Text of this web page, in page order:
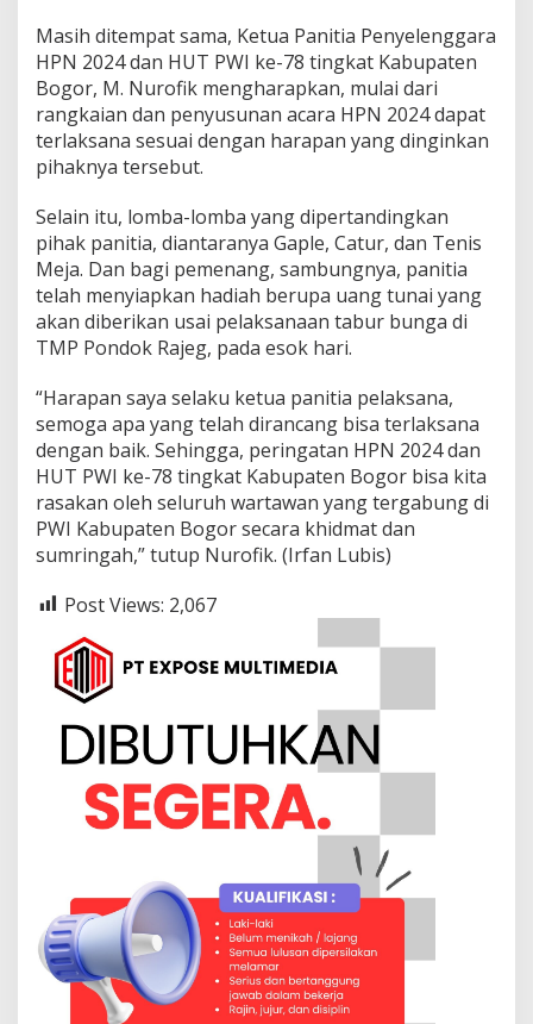
Masih ditempat sama, Ketua Panitia Penyelenggara
HPN 2024 dan HUT PWI ke-78 tingkat Kabupaten
Bogor, M. Nurofik mengharapkan, mulai dari
rangkaian dan penyusunan acara HPN 2024 dapat
terlaksana sesuai dengan harapan yang dinginkan
pihaknya tersebut.
Selain itu, lomba-lomba yang dipertandingkan
pihak panitia, diantaranya Gaple, Catur, dan Tenis
Meja. Dan bagi pemenang, sambungnya, panitia
telah menyiapkan hadiah berupa uang tunai yang
akan diberikan usai pelaksanaan tabur bunga di
TMP Pondok Rajeg, pada esok hari.
“Harapan saya selaku ketua panitia pelaksana,
semoga apa yang telah dirancang bisa terlaksana
dengan baik. Sehingga, peringatan HPN 2024 dan
HUT PWI ke-78 tingkat Kabupaten Bogor bisa kita
rasakan oleh seluruh wartawan yang tergabung di
PWI Kabupaten Bogor secara khidmat dan
sumringah,” tutup Nurofik. (Irfan Lubis)
Post Views: 2,067